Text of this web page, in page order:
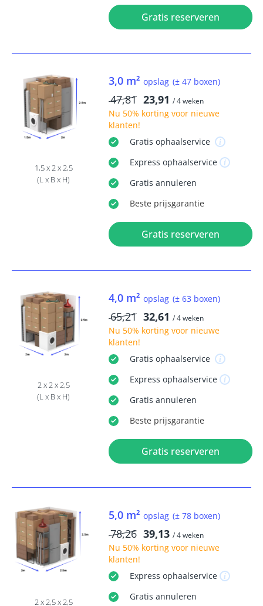
Gratis reserveren
1,5 x 2 x 2,5
(L x B x H)
3,0 m² opslag (± 47 boxen)
47,81 23,91 / 4 weken
Nu 50% kortingvoor nieuwe
klanten!
Gratis ophaalservice
Express ophaalservice
Gratis annuleren
Beste prijsgarantie
Gratis reserveren
2 x 2 x 2,5
(L x B x H)
4,0 m² opslag (± 63 boxen)
65,21 32,61 / 4 weken
Nu 50% kortingvoor nieuwe
klanten!
Gratis ophaalservice
Express ophaalservice
Gratis annuleren
Beste prijsgarantie
Gratis reserveren
2 x 2,5 x 2,5
5,0 m² opslag (± 78 boxen)
78,26 39,13 / 4 weken
Nu 50% kortingvoor nieuwe
klanten!
Express ophaalservice
Gratis annuleren